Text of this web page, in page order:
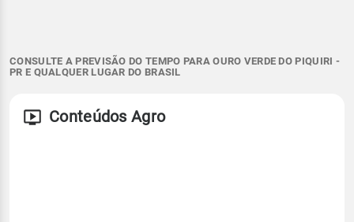
CONSULTE A PREVISÃO DO TEMPO PARA OURO VERDE DO PIQUIRI -
PR E QUALQUER LUGAR DO BRASIL
Conteúdos Agro